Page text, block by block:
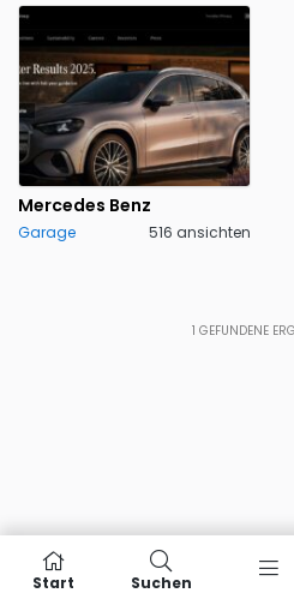
Mercedes Benz
Garage 516 ansichten
1 GEFUNDENE
Start Suchen